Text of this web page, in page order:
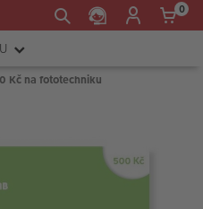
0
Kč na fototechniku